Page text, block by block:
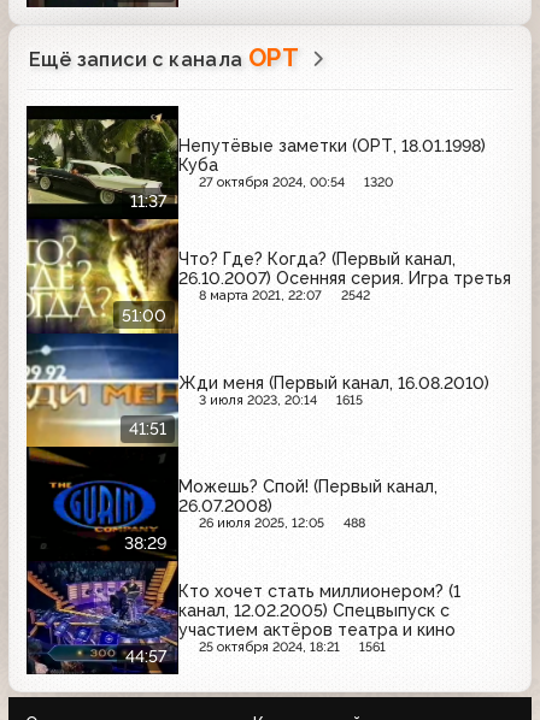
Ещё записи с канала ОРТ
11:37
Непутёвые заметки (ОРТ, 18.01.1998)
Куба
27 октября 2024, 00:54 1320
51:00
Что? Где? Когда? (Первый канал,
26.10.2007) Осенняя серия. Игра третья
8 марта 2021, 22:07 2542
41:51
Жди меня (Первый канал, 16.08.2010)
3 июля 2023, 20:14 1615
38:29
Можешь? Спой! (Первый канал,
26.07.2008)
26 июля 2025, 12:05 488
44:57
Кто хочет стать миллионером? (1
канал, 12.02.2005) Спецвыпуск с
участием актёров театра и кино
25 октября 2024, 18:21 1561